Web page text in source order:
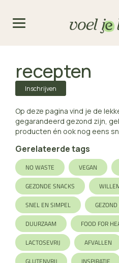
recepten
Inschrijven
Op deze pagina vind je de
gegarandeerd gezond zijn,
producten én ook nog eens
Gerelateerde tags
NO WASTE VEGAN
GEZONDE SNACKS
SNEL EN SIMPEL
DUURZAAM
FOOD FOR
LACTOSEVRIJ
AFVALLEN